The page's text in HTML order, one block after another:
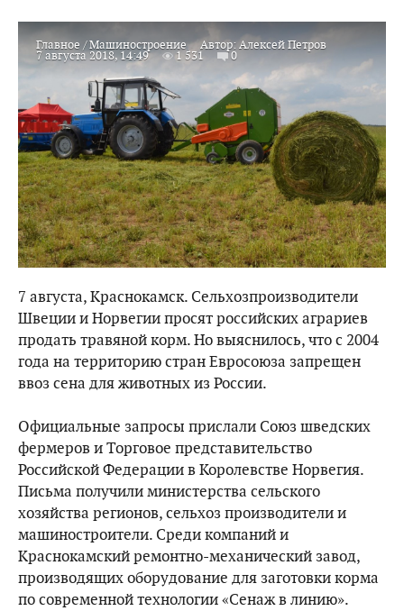
Главное /Машиностроение Автор:Алексей Петров
7 августа 2018, 14:49 1 531 0
7 августа, Краснокамск. Сельхозпроизводители
Швеции и Норвегии просят российских аграриев
продать травяной корм. Но выяснилось, что с 2004
года на территорию стран Евросоюза запрещен
ввоз сена для животных из России.
Официальные запросы прислали Союз шведских
фермеров и Торговое представительство
Российской Федерации в Королевстве Норвегия.
Письма получили министерства сельского
хозяйства регионов, сельхоз производители и
машиностроители. Среди компаний и
Краснокамский ремонтно-механический завод,
производящих оборудование для заготовки корма
по современной технологии «Сенаж в линию».